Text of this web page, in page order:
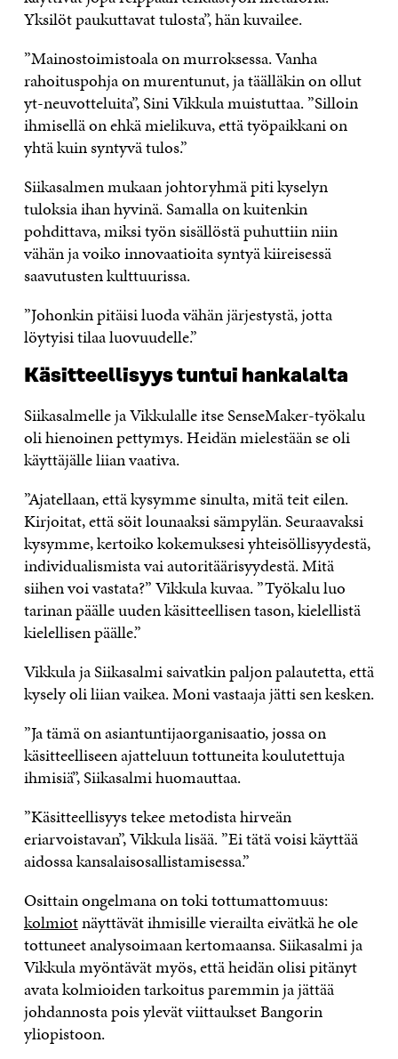
Yksilöt paukuttavat tulosta”, hän kuvailee.
”Mainostoimistoala on murroksessa. Vanha
rahoituspohja on murentunut, ja täälläkin on ollut
yt-neuvotteluita”, Sini Vikkula muistuttaa. ”Silloin
ihmisellä on ehkä mielikuva, että työpaikkani on
yhtä kuin syntyvä tulos.”
Siikasalmen mukaan johtoryhmä piti kyselyn
tuloksia ihan hyvinä. Samalla on kuitenkin
pohdittava, miksi työn sisällöstä puhuttiin niin
vähän ja voiko innovaatioita syntyä kiireisessä
saavutusten kulttuurissa.
”Johonkin pitäisi luoda vähän järjestystä, jotta
löytyisi tilaa luovuudelle.”
Käsitteellisyys tuntui hankalalta
Siikasalmelle ja Vikkulalle itse SenseMaker-työkalu
oli hienoinen pettymys. Heidän mielestään se oli
käyttäjälle liian vaativa.
”Ajatellaan, että kysymme sinulta, mitä teit eilen.
Kirjoitat, että söit lounaaksi sämpylän. Seuraavaksi
kysymme, kertoiko kokemuksesi yhteisöllisyydestä,
individualismista vai autoritäärisyydestä. Mitä
siihen voi vastata?” Vikkula kuvaa. ”Työkalu luo
tarinan päälle uuden käsitteellisen tason, kielellistä
kielellisen päälle.”
Vikkula ja Siikasalmi saivatkin paljon palautetta, että
kysely oli liian vaikea. Moni vastaaja jätti sen kesken.
”Ja tämä on asiantuntijaorganisaatio, jossa on
käsitteelliseen ajatteluun tottuneita koulutettuja
ihmisiä”, Siikasalmi huomauttaa.
”Käsitteellisyys tekee metodista hirveän
eriarvoistavan”, Vikkula lisää. ”Ei tätä voisi käyttää
aidossa kansalaisosallistamisessa.”
Osittain ongelmana on toki tottumattomuus:
kolmiotnäyttävät ihmisille vierailta eivätkä he ole
tottuneet analysoimaan kertomaansa. Siikasalmi ja
Vikkula myöntävät myös, että heidän olisi pitänyt
avata kolmioiden tarkoitus paremmin ja jättää
johdannosta pois ylevät viittaukset Bangorin
yliopistoon.